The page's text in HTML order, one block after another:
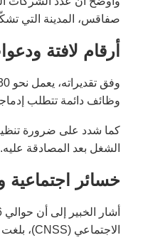
صفاقس، المدينة التي
أرقام لافتة
وظائف دائمة تتطلب
كما شدد على ضرورة
الشغل بعد المصادقة عليه.
خسائر اجتماعية